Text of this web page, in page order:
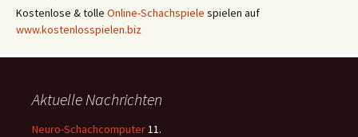
Kostenlose & tolle Online-Schachspiele spielen auf
www.kostenlosspielen.biz
Aktuelle Nachrichten
Neuro-Schachcomputer11.